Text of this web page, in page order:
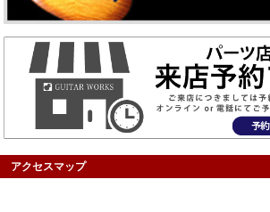
アクセスマップ